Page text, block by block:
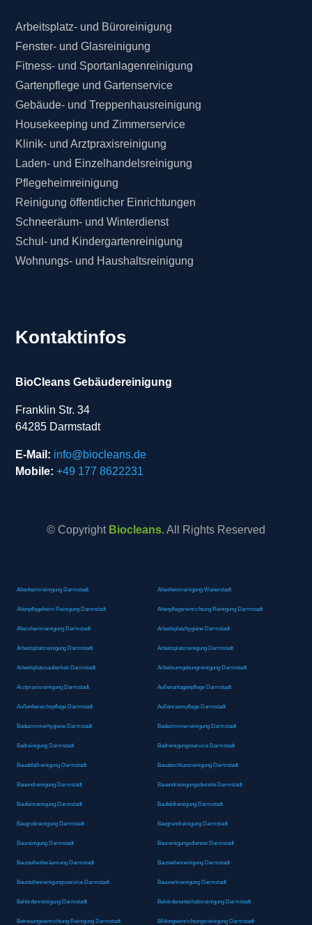
Arbeitsplatz- und Büroreinigung
Fenster- und Glasreinigung
Fitness- und Sportanlagenreinigung
Gartenpflege und Gartenservice
Gebäude- und Treppenhausreinigung
Housekeeping und Zimmerservice
Klinik- und Arztpraxisreinigung
Laden- und Einzelhandelsreinigung
Pflegeheimreinigung
Reinigung öffentlicher Einrichtungen
Schneeräum- und Winterdienst
Schul- und Kindergartenreinigung
Wohnungs- und Haushaltsreinigung
Kontaktinfos
BioCleans Gebäudereinigung
Franklin Str. 34
64285 Darmstadt
E-Mail: info@biocleans.de
Mobile: +49 177 8622231
© Copyright Biocleans. All Rights Reserved
Altenheimreinigung Darmstadt Altenheimreinigung Weiterstadt
Altenpflegeheim Reinigung Darmstadt Altenpflegereinrichtung Reinigung Darmstadt
Altersheimreinigung Darmstadt Arbeitsplatzhygiene Darmstadt
Arbeitsplatzreinigung Darmstadt Arbeitsplatzreinigung Darmstadt
Arbeitsplatzsauberkeit Darmstadt Arbeitsumgebungreinigung Darmstadt
Arztpraxisreinigung Darmstadt Außenanlagenpflege Darmstadt
Außenbereichspflege Darmstadt Außenraumpflege Darmstadt
Badezimmerhygiene Darmstadt Badezimmerreinigung Darmstadt
Badreinigung Darmstadt Badreinigungsservice Darmstadt
Bauabfallreinigung Darmstadt Bauabschlussreinigung Darmstadt
Bauendreinigung Darmstadt Bauendreinigungsdienste Darmstadt
Baufeinreinigung Darmstadt Baufeldreinigung Darmstadt
Baugrobreinigung Darmstadt Baugrundreinigung Darmstadt
Baureinigung Darmstadt Baureinigungsdienste Darmstadt
Baustellenberäumung Darmstadt Baustellenreinigung Darmstadt
Baustellenreinigungsservice Darmstadt Bauwerkreinigung Darmstadt
Behördenreinigung Darmstadt Behördenunterhaltsreinigung Darmstadt
Betreuungseinrichtung Reinigung Darmstadt Bildungseinrichtungsreinigung Darmstadt